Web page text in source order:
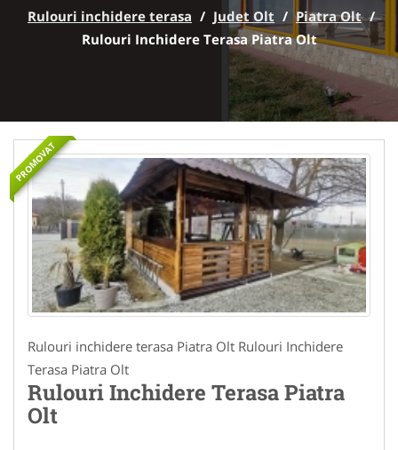
Rulouri inchidere terasa / Judet Olt / Piatra Olt /
Rulouri Inchidere Terasa Piatra Olt
PROMOVAT
Rulouri inchidere terasa Piatra Olt Rulouri Inchidere
Terasa Piatra Olt
Rulouri Inchidere Terasa Piatra
Olt